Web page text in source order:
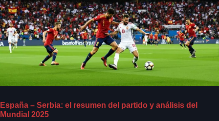
España – Serbia: el resumen del partido y análisis del
Mundial 2025